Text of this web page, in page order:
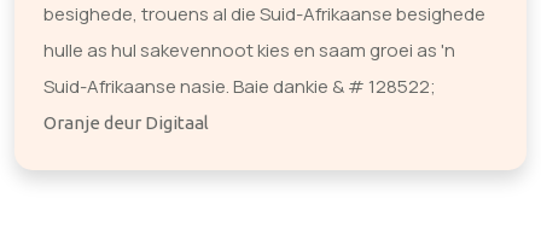
besighede, trouens al die Suid-Afrikaanse besighede
hulle as hul sakevennoot kies en saam groei as 'n
Suid-Afrikaanse nasie. Baie dankie & # 128522;
Oranje deur Digitaal